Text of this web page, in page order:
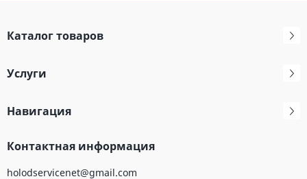
Каталог товаров
Услуги
Навигация
Контактная информация
holodservicenet@gmail.com